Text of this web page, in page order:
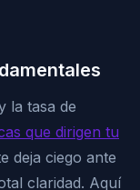
la tasa de
que dirigen tu
deja ciego ante
claridad. Aquí